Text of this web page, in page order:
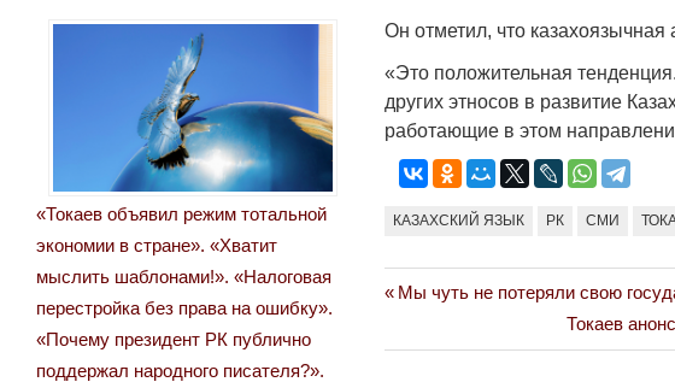
Он отметил, что казахоязычная
«Это положительная
других этносов в развитие
работающие в этом
КАЗАХСКИЙ ЯЗЫК РК СМИ
Навигация
по
Previous
Мы чуть не потеряли свою
Next
Post:
Токаев
«Токаев объявил режим тотальной
экономии в стране». «Хватит
мыслить шаблонами!». «Налоговая
перестройка без права на ошибку».
«Почему президент РК публично
поддержал народного писателя?».